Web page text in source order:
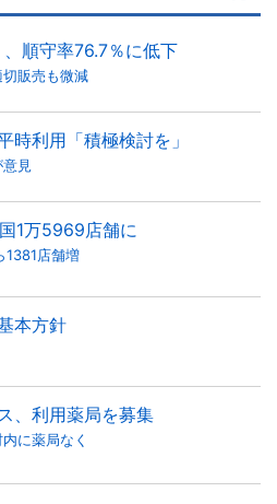
順守率76.7％に低下
販売も微減
時利用「積極検討を」
見
1万5969店舗に
1381店舗増
本方針
、利用薬局を募集
に薬局なく